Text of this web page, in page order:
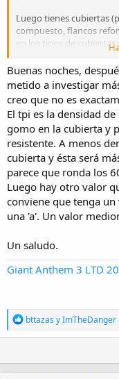
Luego tienes cubiertas
compuesto, flancos
en los tipos de cubiertas
* tpi es el numero de
a mas alto, mas hilos y
Buenas noches,
metido a investigar
creo que no es
El tpi es la densidad
gomo en la cubierta y
resistente. A menos
cubierta y ésta será
parece que ronda los
Luego hay otro valor
conviene que tenga
una 'a'. Un valor
Un saludo.
Giant Anthem 3 LTD
R
e
a
c
bttazas yImTheDanger